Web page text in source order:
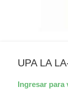
UPA LA
Ingresar